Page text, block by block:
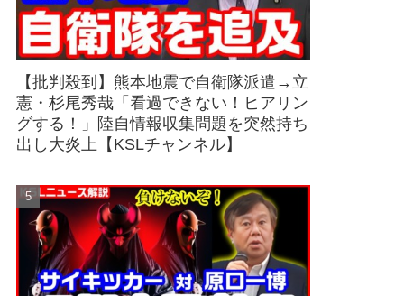
【批判殺到】熊本地震で自衛隊派遣→立
憲・杉尾秀哉「看過できない！ヒアリン
グする！」陸自情報収集問題を突然持ち
出し大炎上【KSLチャンネル】